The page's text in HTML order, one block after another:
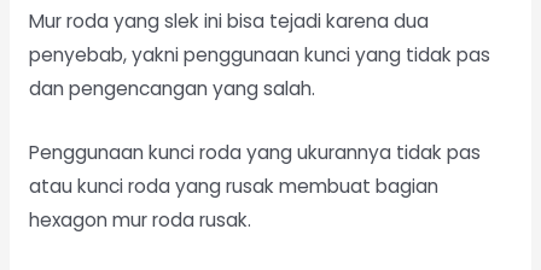
Mur roda yang slek ini bisa tejadi karena dua
penyebab, yakni penggunaan kunci yang tidak pas
dan pengencangan yang salah.
Penggunaan kunci roda yang ukurannya tidak pas
atau kunci roda yang rusak membuat bagian
hexagon mur roda rusak.